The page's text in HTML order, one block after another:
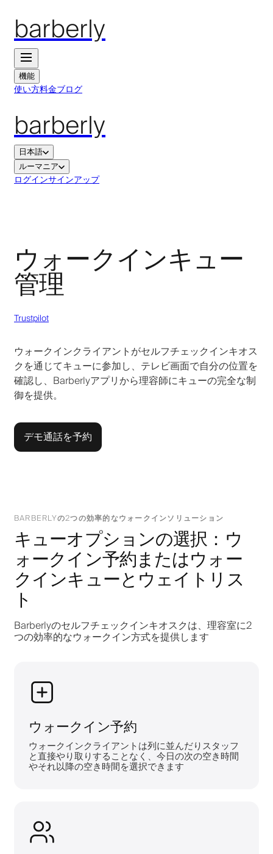
barberly
機能
使い方料金ブログ
barberly
日本語
ルーマニア
ログインサインアップ
ウォークインキュー
管理
Trustpilot
ウォークインクライアントがセルフチェックインキオス
クを通じてキューに参加し、テレビ画面で自分の位置を
確認し、Barberlyアプリから理容師にキューの完全な制
御を提供。
デモ通話を予約
BARBERLYの2つの効率的なウォークインソリューション
キューオプションの選択：ウ
ォークイン予約またはウォー
クインキューとウェイトリス
ト
Barberlyのセルフチェックインキオスクは、理容室に2
つの効率的なウォークイン方式を提供します
ウォークイン予約
ウォークインクライアントは列に並んだりスタッフ
と直接やり取りすることなく、今日の次の空き時間
やそれ以降の空き時間を選択できます